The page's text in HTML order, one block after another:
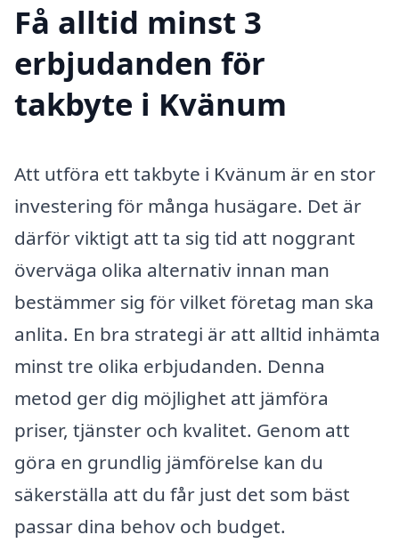
Få alltid minst 3
erbjudanden för
takbyte i Kvänum
Att utföra ett takbyte i Kvänum är en stor
investering för många husägare. Det är
därför viktigt att ta sig tid att noggrant
överväga olika alternativ innan man
bestämmer sig för vilket företag man ska
anlita. En bra strategi är att alltid inhämta
minst tre olika erbjudanden. Denna
metod ger dig möjlighet att jämföra
priser, tjänster och kvalitet. Genom att
göra en grundlig jämförelse kan du
säkerställa att du får just det som bäst
passar dina behov och budget.